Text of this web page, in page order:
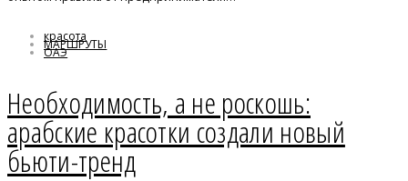
МАРШРУТЫ
красота
ОАЭ
Необходимость, а не роскошь:
арабские красотки создали новый
бьюти-тренд